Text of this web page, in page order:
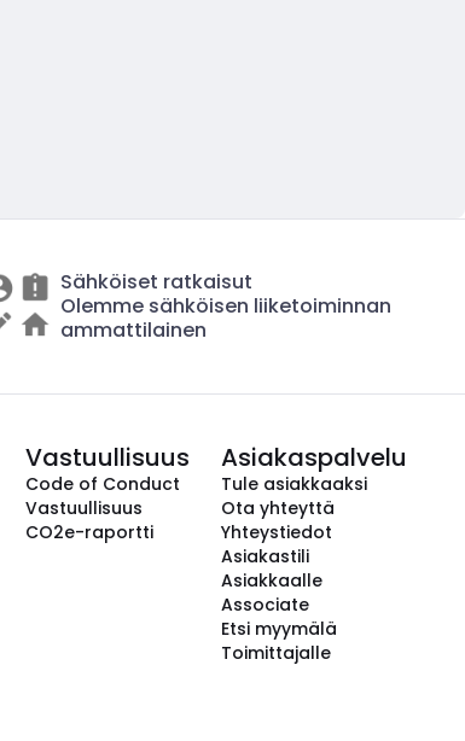
Sähköiset ratkaisut
Olemme sähköisen liiketoiminnan
ammattilainen
Vastuullisuus
Code of Conduct
Vastuullisuus
CO2e-raportti
Asiakaspalvelu
Tule asiakkaaksi
Ota yhteyttä
Yhteystiedot
Asiakastili
Asiakkaalle
Associate
Etsi myymälä
Toimittajalle